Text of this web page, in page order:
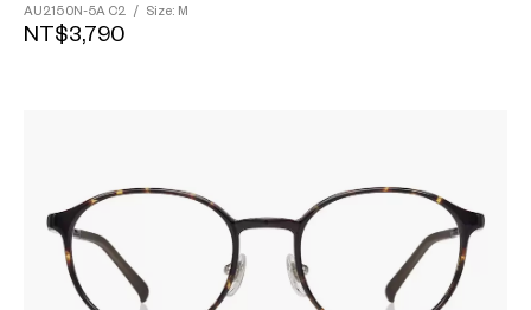
AU2150N-5A C2 / Size: M
NT$3,790